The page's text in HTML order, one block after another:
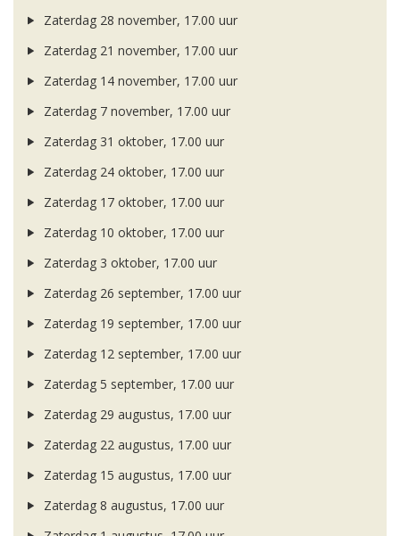
Zaterdag 28 november, 17.00 uur
Zaterdag 21 november, 17.00 uur
Zaterdag 14 november, 17.00 uur
Zaterdag 7 november, 17.00 uur
Zaterdag 31 oktober, 17.00 uur
Zaterdag 24 oktober, 17.00 uur
Zaterdag 17 oktober, 17.00 uur
Zaterdag 10 oktober, 17.00 uur
Zaterdag 3 oktober, 17.00 uur
Zaterdag 26 september, 17.00 uur
Zaterdag 19 september, 17.00 uur
Zaterdag 12 september, 17.00 uur
Zaterdag 5 september, 17.00 uur
Zaterdag 29 augustus, 17.00 uur
Zaterdag 22 augustus, 17.00 uur
Zaterdag 15 augustus, 17.00 uur
Zaterdag 8 augustus, 17.00 uur